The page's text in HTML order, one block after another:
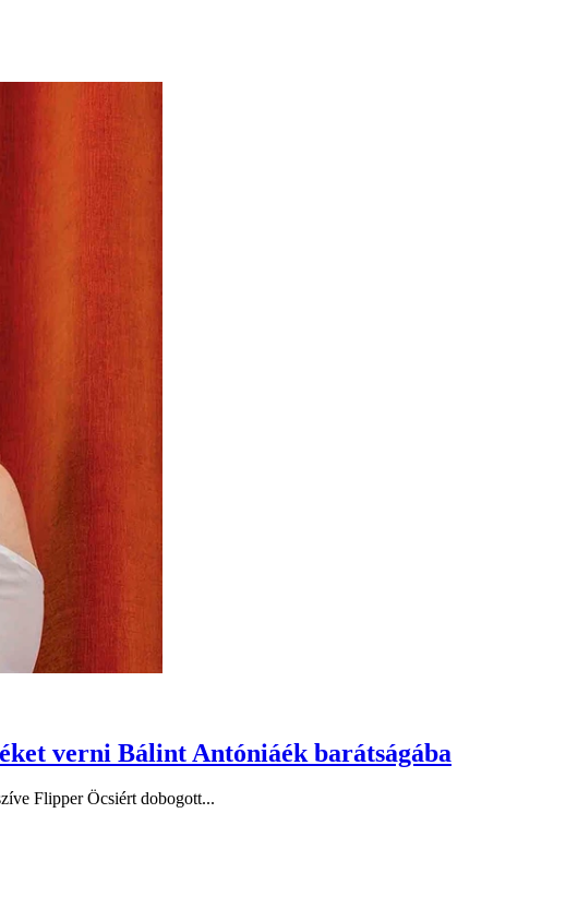
verni Bálint Antóniáék barátságába
Flipper Öcsiért dobogott...